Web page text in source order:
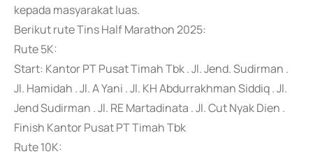
kepada masyarakat luas.
Berikut rute Tins Half Marathon 2025:
Rute 5K:
Start: Kantor PT Pusat Timah Tbk . Jl. Jend. Sudirman .
Jl. Hamidah . Jl. A Yani . Jl. KH Abdurrakhman Siddiq . Jl.
Jend Sudirman . Jl. RE Martadinata . Jl. Cut Nyak Dien .
Finish Kantor Pusat PT Timah Tbk
Rute 10K: